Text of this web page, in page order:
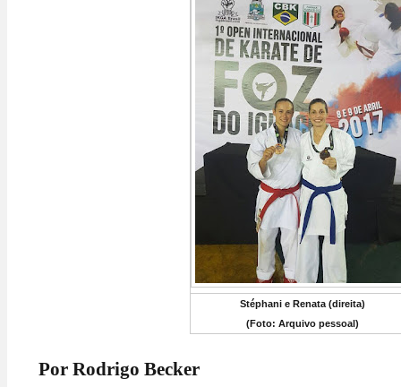
Stéphani e Renata (direita)
(Foto: Arquivo pessoal)
Por Rodrigo Becker